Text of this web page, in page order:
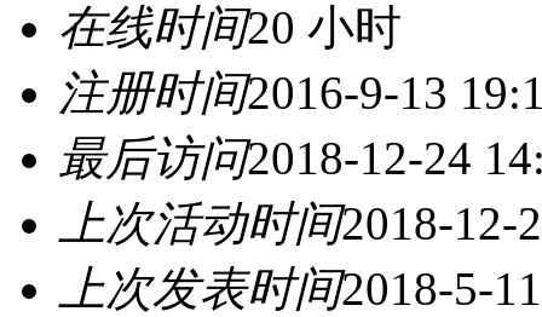
在线时间20 小时
注册时间2016-9-13
最后访问2018-12-24
上次活动时间2018-12-
上次发表时间2018-5-